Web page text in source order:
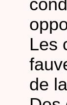
Les
de